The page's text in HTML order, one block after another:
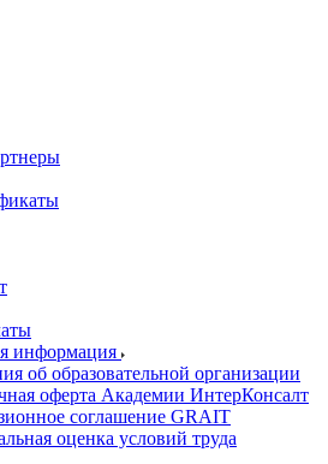
информация
об образовательной организации
оферта Академии ИнтерКонсалт
соглашение GRAIT
оценка условий труда